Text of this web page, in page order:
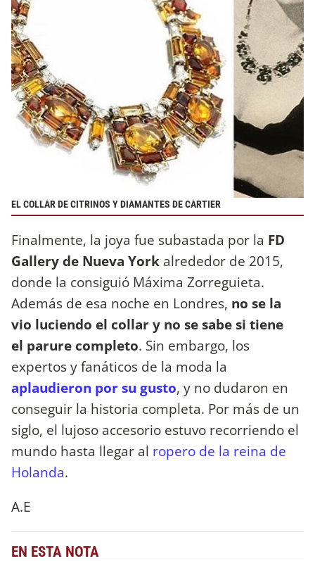
EL COLLAR DE CITRINOS Y DIAMANTES DE CARTIER
Finalmente, la joya fue subastada por la FD
Gallery de Nueva York alrededor de 2015,
donde la consiguió Máxima Zorreguieta.
Además de esa noche en Londres, no se la
vio luciendo el collar y no se sabe si tiene
el parure completo. Sin embargo, los
expertos y fanáticos de la moda la
aplaudieron por su gusto, y no dudaron en
conseguir la historia completa. Por más de un
siglo, el lujoso accesorio estuvo recorriendo el
mundo hasta llegar al ropero de la reina de
Holanda.
A.E
EN ESTA NOTA